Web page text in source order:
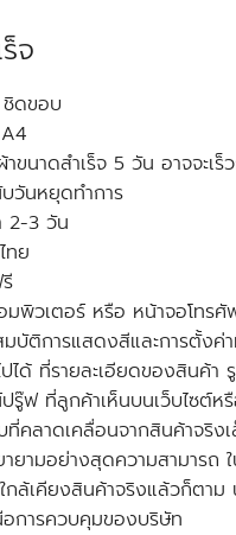
จ
ดขอบ
าขนาดสำเร็จ 5 วัน อาจจะเร็
วันหยุดทำการ
2-3 วัน
ทย
มพิวเตอร์ หรือ หน้าจอโทร
บัติการแสดงสีและการตั้งค่
ได้ ที่รายละเอียดของสินค้า
รู๊ฟ ที่ลูกค้าเห็นบนเว็บไซต์ห
คลาดเคลื่อนจากสินค้าจริง
ยามอย่างสุดความสามารถ
กล้เคียงสินค้าจริงแล้วก็ตาม
การควบคุมของบริษัท